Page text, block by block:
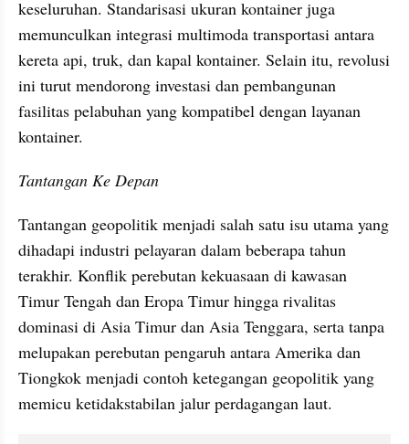
keseluruhan. Standarisasi ukuran kontainer juga
memunculkan integrasi multimoda transportasi antara
kereta api, truk, dan kapal kontainer. Selain itu, revolusi
ini turut mendorong investasi dan pembangunan
fasilitas pelabuhan yang kompatibel dengan layanan
kontainer.
Tantangan Ke Depan
Tantangan geopolitik menjadi salah satu isu utama yang
dihadapi industri pelayaran dalam beberapa tahun
terakhir. Konflik perebutan kekuasaan di kawasan
Timur Tengah dan Eropa Timur hingga rivalitas
dominasi di Asia Timur dan Asia Tenggara, serta tanpa
melupakan perebutan pengaruh antara Amerika dan
Tiongkok menjadi contoh ketegangan geopolitik yang
memicu ketidakstabilan jalur perdagangan laut.